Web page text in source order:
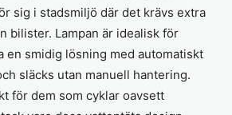
sig i stadsmiljö där det krävs extra
bilister. Lampan är idealisk för
en smidig lösning med automatiskt
släcks utan manuell hantering.
för dem som cyklar oavsett